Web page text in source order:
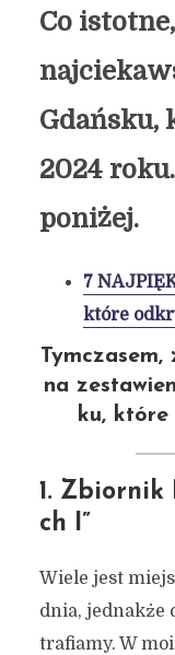
Co
Gdańsku,
2024
poniżej.
7
które
na
ku, które
1. Zbiornik
ch I”
Wiele jest
dnia, jednakże
trafiamy. W